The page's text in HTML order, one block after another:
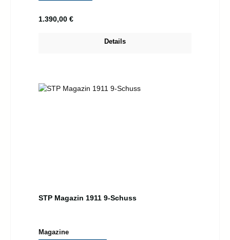
Regulärer Preis:
1.390,00 €
Details
STP Magazin 1911 9-Schuss
Magazineauswählen